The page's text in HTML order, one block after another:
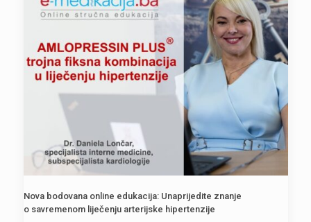
Nova bodovana online edukacija: Unaprijedite znanje
o savremenom liječenju arterijske hipertenzije